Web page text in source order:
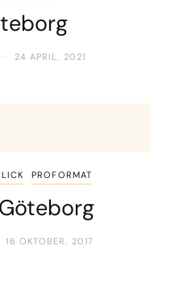
24 APRIL, 2021
PROFORMAT
16 OKTOBER, 2017